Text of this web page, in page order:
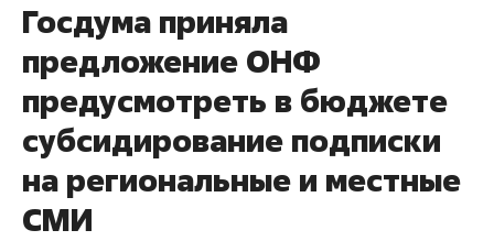
Госдума приняла
предложение ОНФ
предусмотреть в бюджете
субсидирование подписки
на региональные и местные
СМИ